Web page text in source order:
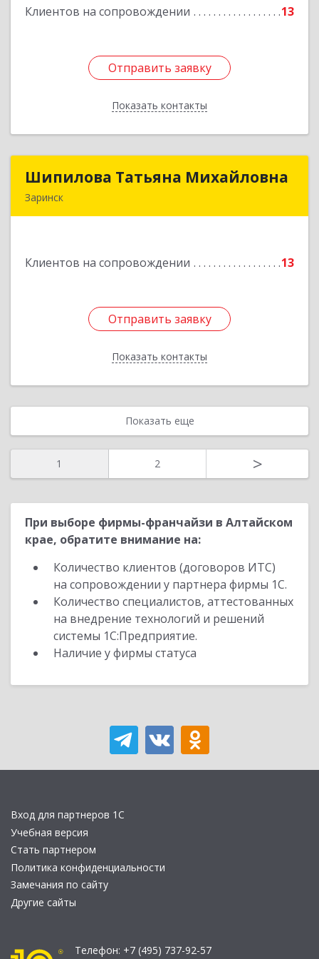
Клиентов на сопровождении 13
Отправить заявку
Показать контакты
Подробнее
Отправить заявку
Назад
Шипилова Татьяна Михайловна
Заринск
Клиентов на сопровождении 13
Отправить заявку
Показать контакты
Шипилова Татьяна Михайловна
Отправить заявку
Назад
Показать еще
1 2 >
При выборе фирмы-франчайзи в Алтайском
крае, обратите внимание на:
Количество клиентов (договоров ИТС)
на сопровождении у партнера фирмы 1С.
Количество специалистов, аттестованных
на внедрение технологий и решений
системы 1С:Предприятие.
Наличие у фирмы статуса
Вход для партнеров 1С
Учебная версия
Стать партнером
Политика конфиденциальности
Замечания по сайту
Другие сайты
Телефон: +7 (495) 737-92-57